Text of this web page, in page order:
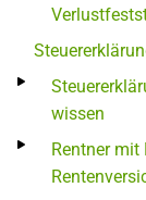
wissen
Rentner mit